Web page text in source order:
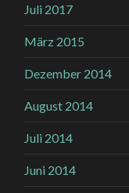
Juli 2017
März 2015
Dezember 2014
August 2014
Juli 2014
Juni 2014